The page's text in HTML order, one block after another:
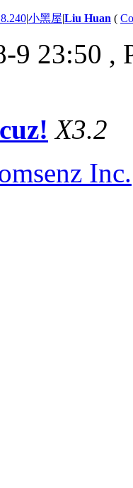
|小黑屋|Liu Huan (
9 23:50 ,
X3.2
Inc.